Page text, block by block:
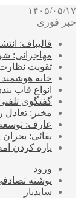
۱۴۰۵/۰۵/۱۷
خبر فوری
قالیباف:
مهاجرانی:
تقویت نظارت
خانه هوشمند
انواع قاب
گفتگوی
مخبر: تعادل
عارف:
بقائی:
پاره کردن
ورود
نوشته
سایدبار